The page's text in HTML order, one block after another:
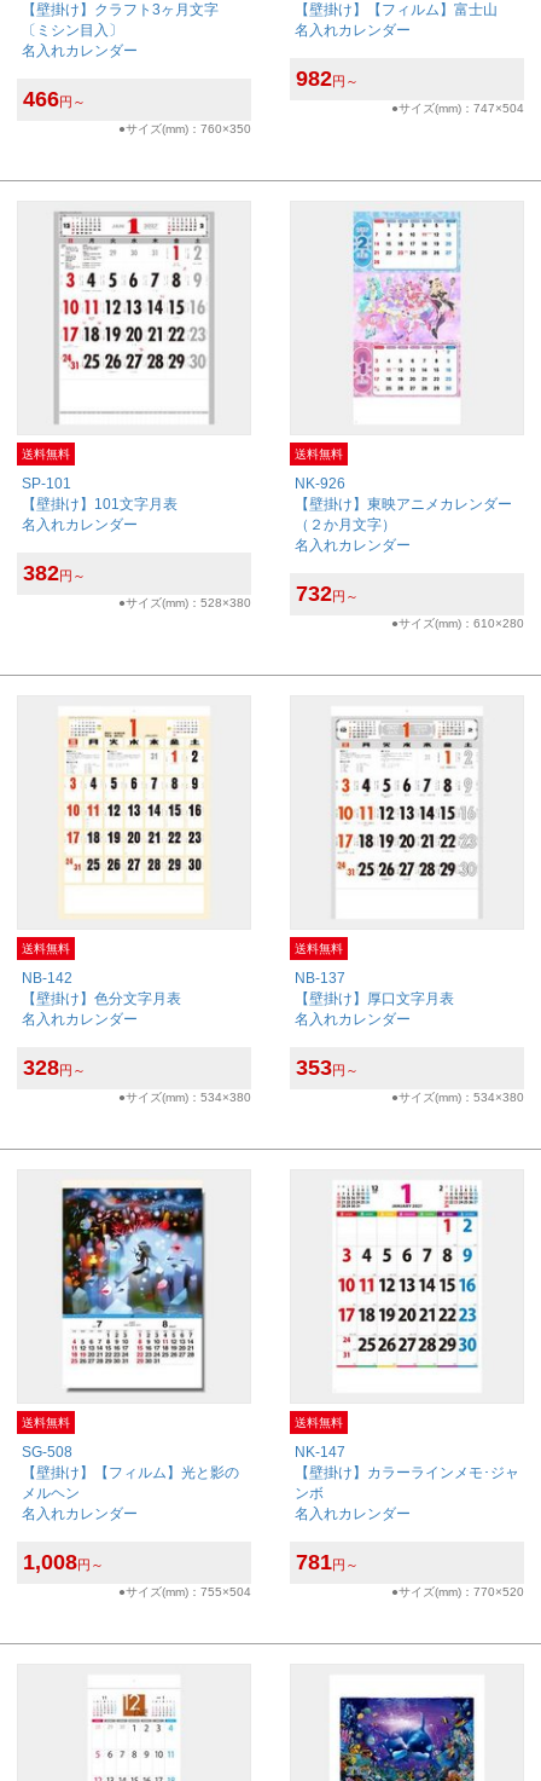
【壁掛け】クラフト3ヶ月文字
〔ミシン目入〕
名入れカレンダー
466円～
●サイズ(mm)：760×350
【壁掛け】【フィルム】富士山
名入れカレンダー
982円～
●サイズ(mm)：747×504
送料無料
SP-101
【壁掛け】101文字月表
名入れカレンダー
382円～
●サイズ(mm)：528×380
送料無料
NK-926
【壁掛け】東映アニメカレンダー
（２か月文字）
名入れカレンダー
732円～
●サイズ(mm)：610×280
送料無料
NB-142
【壁掛け】色分文字月表
名入れカレンダー
328円～
●サイズ(mm)：534×380
送料無料
NB-137
【壁掛け】厚口文字月表
名入れカレンダー
353円～
●サイズ(mm)：534×380
送料無料
SG-508
【壁掛け】【フィルム】光と影の
メルヘン
名入れカレンダー
1,008円～
●サイズ(mm)：755×504
送料無料
NK-147
【壁掛け】カラーラインメモ･ジャ
ンボ
名入れカレンダー
781円～
●サイズ(mm)：770×520